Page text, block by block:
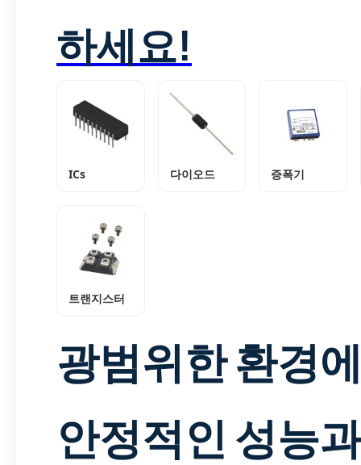
하세요!
ICs 다이오드 증폭기
트랜지스터
광범위한 환경
안정적인 성능